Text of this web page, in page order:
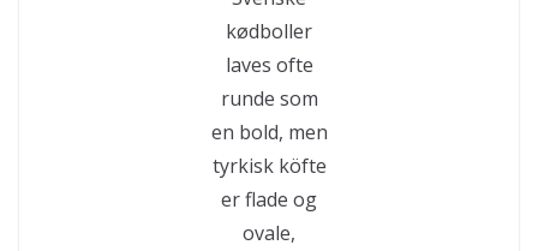
kødboller
laves ofte
runde som
en bold, men
tyrkisk köfte
er flade og
ovale,